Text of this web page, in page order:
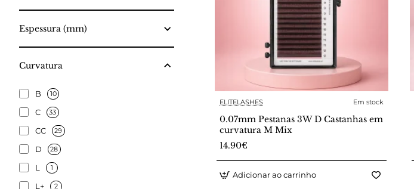
Espessura (mm)
Curvatura
B 10
C 33
CC 29
D 28
L 1
L+ 2
ELITELASHES Em stock
0.07mm Pestanas 3W D Castanhas em
curvatura M Mix
14.90€
Adicionar ao carrinho